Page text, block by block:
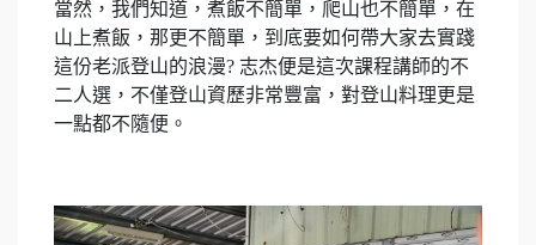
當然，我們知道，煮飯不簡單，爬山也不簡單，在
山上煮飯，那更不簡單，到底要如何帶大家去實踐
這份老派登山的浪漫? 志杰便是這次課程講師的不
二人選，不僅登山資歷非常豐富，對登山料理更是
一點都不隨便。